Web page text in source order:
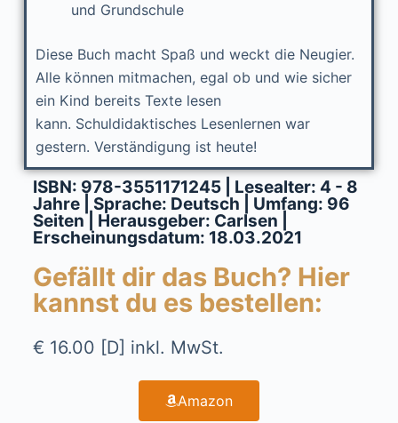
und Grundschule
Diese Buch macht Spaß und weckt die Neugier.
Alle können mitmachen, egal ob und wie sicher
ein Kind bereits Texte lesen
kann. Schuldidaktisches Lesenlernen war
gestern. Verständigung ist heute!
ISBN: 978-3551171245 | Lesealter: 4 - 8
Jahre | Sprache: Deutsch | Umfang: 96
Seiten | Herausgeber: Carlsen |
Erscheinungsdatum: 18.03.2021
Gefällt dir das Buch? Hier
kannst du es bestellen:
€ 16.00 [D] inkl. MwSt.
Amazon